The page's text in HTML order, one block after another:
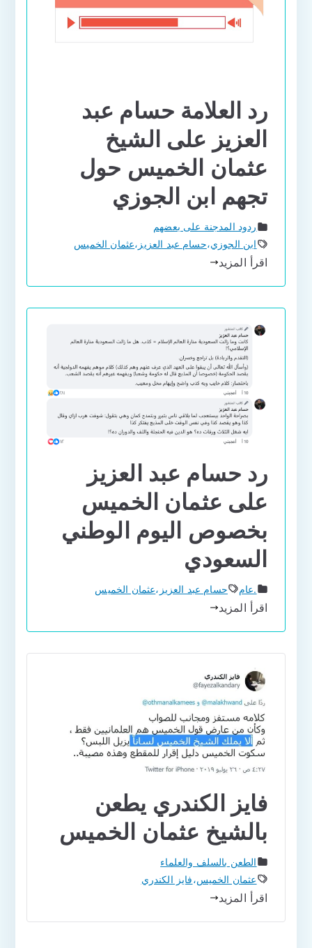
رد العلامة حسام عبد
العزيز على الشيخ
عثمان الخميس حول
تجهم ابن الجوزي
ردود المدجنة على بعضهم
ابن الجوزي،حسام عبد العزيز ،عثمان الخميس
اقرأ المزيد
رد حسام عبد العزيز
على عثمان الخميس
بخصوص اليوم الوطني
السعودي
.عام حسام عبد العزيز ،عثمان الخميس
اقرأ المزيد
فايز الكندري يطعن
بالشيخ عثمان الخميس
الطعن بالسلف والعلماء
عثمان الخميس،فايز الكندري
اقرأ المزيد